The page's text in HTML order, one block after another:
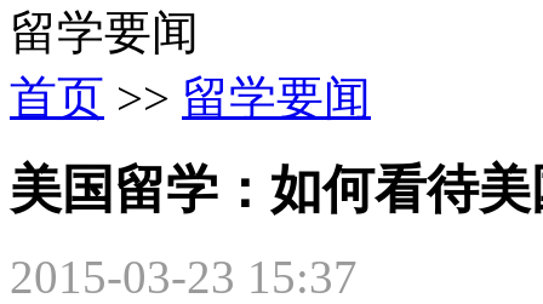
留学要闻
首页 >> 留学要闻
美国留学：如何看待
2015-03-23 15:37